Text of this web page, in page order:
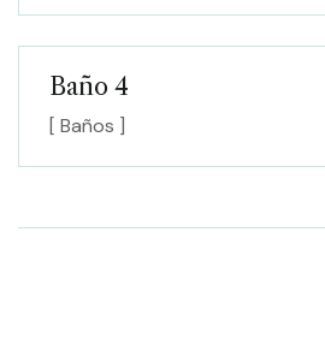
Baño 4
[ Baños ]